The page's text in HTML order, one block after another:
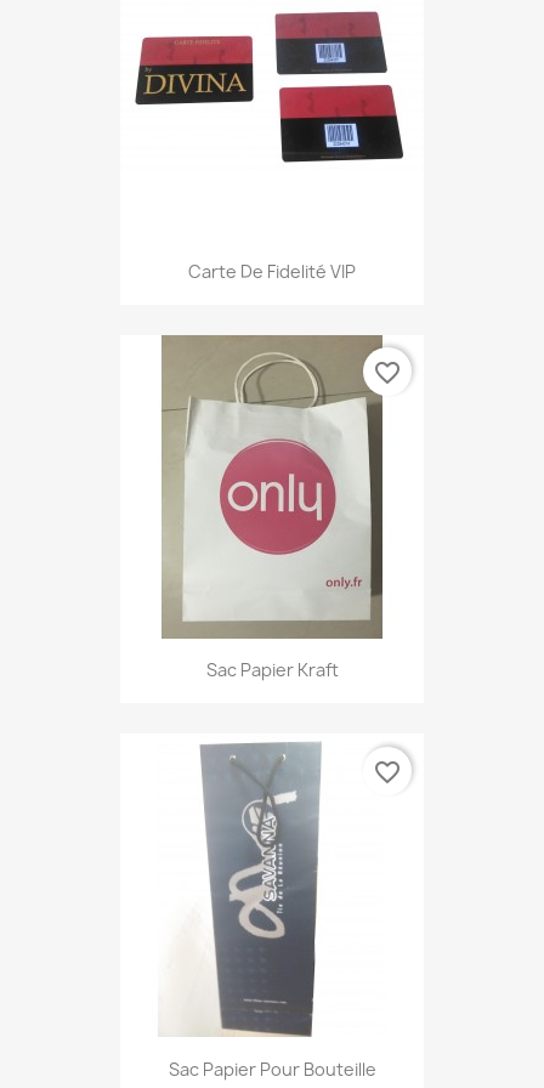
Carte De Fidelité VIP
Sac Papier Kraft
favorite_border
Sac Papier Pour Bouteille
favorite_border